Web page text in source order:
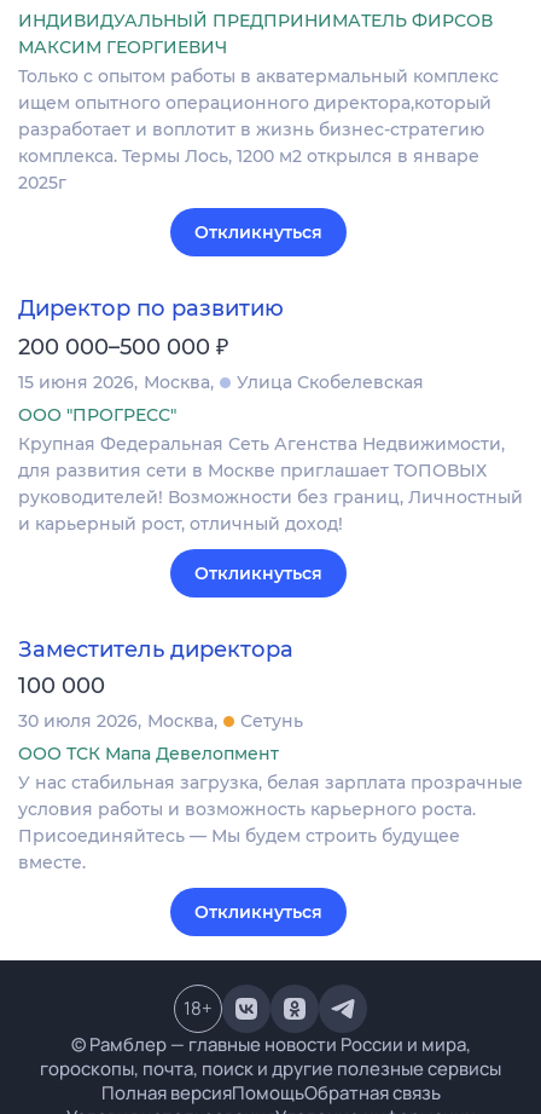
ИНДИВИДУАЛЬНЫЙ ПРЕДПРИНИМАТЕЛЬ ФИРСОВ
МАКСИМ ГЕОРГИЕВИЧ
Только с опытом работы в акватермальный комплекс
ищем опытного операционного директора,который
разработает и воплотит в жизнь бизнес-стратегию
комплекса. Термы Лось, 1200 м2 открылся в январе
2025г
Откликнуться
Директор по развитию
200 000–500 000 ₽
15 июня 2026 Москва
Улица Скобелевская
ООО "ПРОГРЕСС"
Крупная Федеральная Сеть Агенства Недвижимости,
для развития сети в Москве приглашает ТОПОВЫХ
руководителей! Возможности без границ, Личностный
и карьерный рост, отличный доход!
Откликнуться
Заместитель директора
100 000
30 июля 2026 Москва
Сетунь
ООО ТСК Мапа Девелопмент
У нас стабильная загрузка, белая зарплата прозрачные
условия работы и возможность карьерного роста.
Присоединяйтесь — Мы будем строить будущее
вместе.
Откликнуться
© Рамблер — главные новости России и мира,
гороскопы, почта, поиск и другие полезные сервисы
Полная версияПомощьОбратная связь
18+